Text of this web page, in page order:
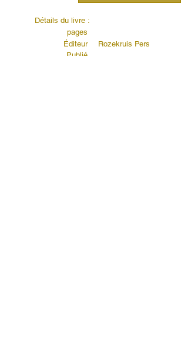
Détails du livre :
pages
Éditeur
Publié
Rozekruis Pers